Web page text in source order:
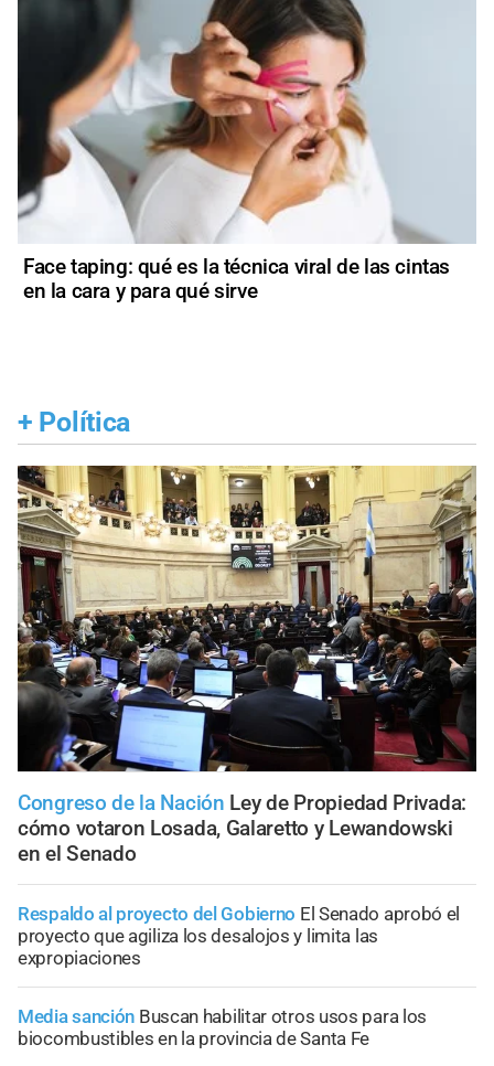
Face taping: qué es la técnica viral de las cintas
en la cara y para qué sirve
+ Política
Congreso de la Nación Ley de Propiedad Privada:
cómo votaron Losada, Galaretto y Lewandowski
en el Senado
Respaldo al proyecto del Gobierno El Senado aprobó el
proyecto que agiliza los desalojos y limita las
expropiaciones
Media sanción Buscan habilitar otros usos para los
biocombustibles en la provincia de Santa Fe